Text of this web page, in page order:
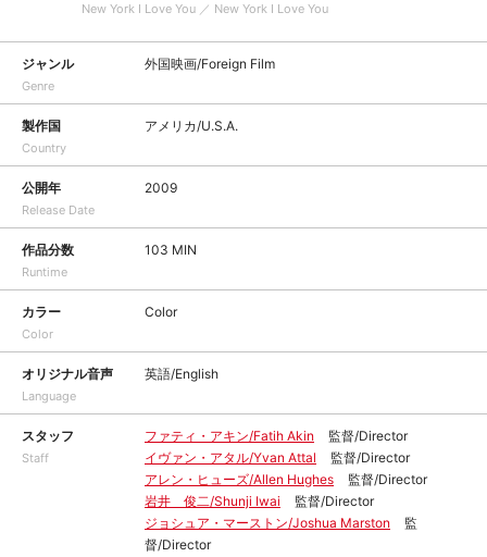
New York I Love You ／ New York I Love You
ジャンル
Genre
外国映画/Foreign Film
製作国
Country
アメリカ/U.S.A.
公開年
Release Date
2009
作品分数
Runtime
103 MIN
カラー
Color
Color
オリジナル音声
Language
英語/English
スタッフ
Staff
ファティ・アキン/Fatih Akin
監督/Director
イヴァン・アタル/Yvan Attal
監督/Director
アレン・ヒューズ/Allen Hughes
監督/Director
岩井 俊二/Shunji Iwai
監督/Director
ジョシュア・マーストン/Joshua Marston
監
督/Director